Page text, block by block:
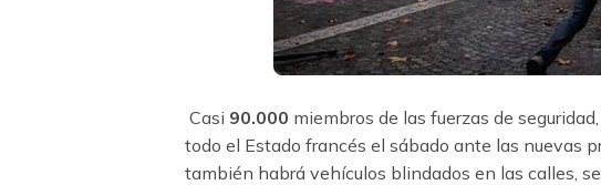
Casi 90.000 miembros de las fuerzas de seguridad,
todo el Estado francés el sábado ante las nuevas
también habrá vehículos blindados en las calles,